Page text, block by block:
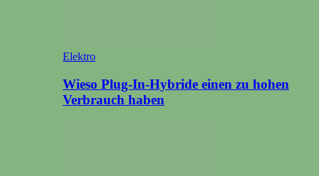
Elektro
Wieso Plug-In-Hybride einen zu hohen
Verbrauch haben